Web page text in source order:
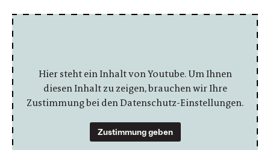
Hier steht ein Inhalt von Youtube. Um Ihnen
diesen Inhalt zu zeigen, brauchen wir Ihre
Zustimmung bei den Datenschutz-Einstellungen.
Zustimmung geben